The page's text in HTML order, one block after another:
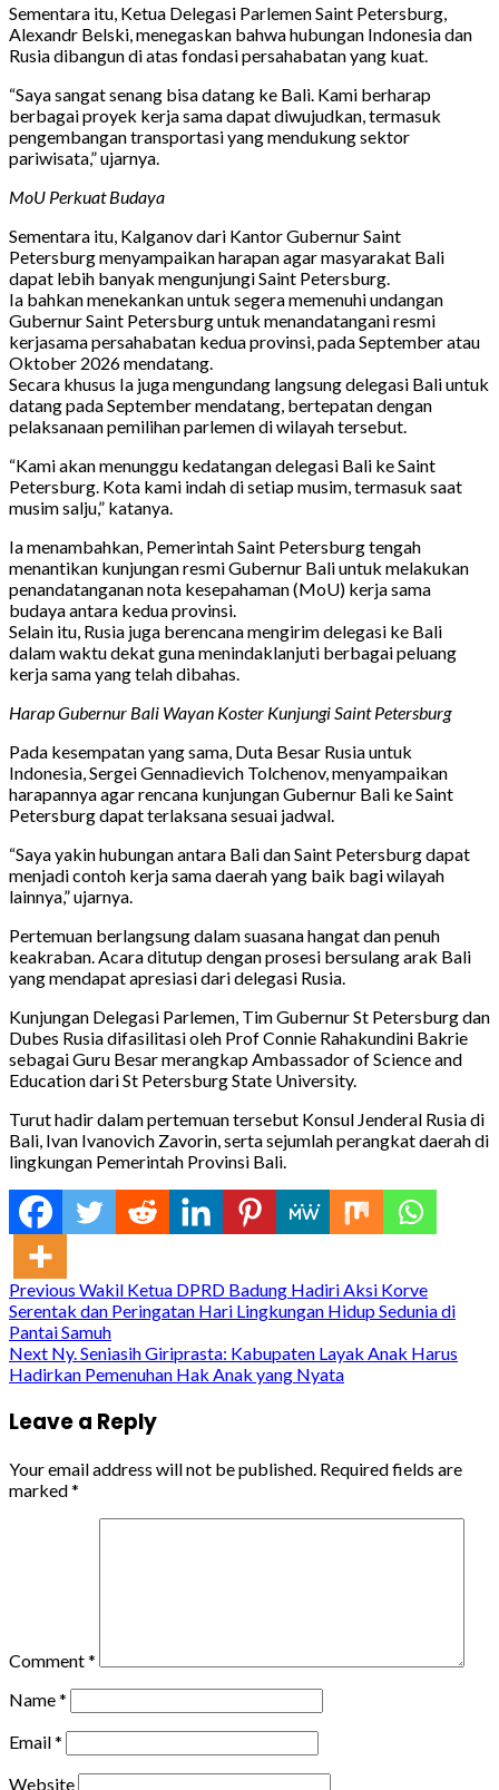
Sementara itu, Ketua Delegasi Parlemen Saint Petersburg,
Alexandr Belski, menegaskan bahwa hubungan Indonesia dan
Rusia dibangun di atas fondasi persahabatan yang kuat.
“Saya sangat senang bisa datang ke Bali. Kami berharap
berbagai proyek kerja sama dapat diwujudkan, termasuk
pengembangan transportasi yang mendukung sektor
pariwisata,” ujarnya.
MoU Perkuat Budaya
Sementara itu, Kalganov dari Kantor Gubernur Saint
Petersburg menyampaikan harapan agar masyarakat Bali
dapat lebih banyak mengunjungi Saint Petersburg.
Ia bahkan menekankan untuk segera memenuhi undangan
Gubernur Saint Petersburg untuk menandatangani resmi
kerjasama persahabatan kedua provinsi, pada September atau
Oktober 2026 mendatang.
Secara khusus Ia juga mengundang langsung delegasi Bali untuk
datang pada September mendatang, bertepatan dengan
pelaksanaan pemilihan parlemen di wilayah tersebut.
“Kami akan menunggu kedatangan delegasi Bali ke Saint
Petersburg. Kota kami indah di setiap musim, termasuk saat
musim salju,” katanya.
Ia menambahkan, Pemerintah Saint Petersburg tengah
menantikan kunjungan resmi Gubernur Bali untuk melakukan
penandatanganan nota kesepahaman (MoU) kerja sama
budaya antara kedua provinsi.
Selain itu, Rusia juga berencana mengirim delegasi ke Bali
dalam waktu dekat guna menindaklanjuti berbagai peluang
kerja sama yang telah dibahas.
Harap Gubernur Bali Wayan Koster Kunjungi Saint Petersburg
Pada kesempatan yang sama, Duta Besar Rusia untuk
Indonesia, Sergei Gennadievich Tolchenov, menyampaikan
harapannya agar rencana kunjungan Gubernur Bali ke Saint
Petersburg dapat terlaksana sesuai jadwal.
“Saya yakin hubungan antara Bali dan Saint Petersburg dapat
menjadi contoh kerja sama daerah yang baik bagi wilayah
lainnya,” ujarnya.
Pertemuan berlangsung dalam suasana hangat dan penuh
keakraban. Acara ditutup dengan prosesi bersulang arak Bali
yang mendapat apresiasi dari delegasi Rusia.
Kunjungan Delegasi Parlemen, Tim Gubernur St Petersburg dan
Dubes Rusia difasilitasi oleh Prof Connie Rahakundini Bakrie
sebagai Guru Besar merangkap Ambassador of Science and
Education dari St Petersburg State University.
Turut hadir dalam pertemuan tersebut Konsul Jenderal Rusia di
Bali, Ivan Ivanovich Zavorin, serta sejumlah perangkat daerah di
lingkungan Pemerintah Provinsi Bali.
Continue
Reading
Previous Wakil Ketua DPRD Badung Hadiri Aksi Korve
Serentak dan Peringatan Hari Lingkungan Hidup Sedunia di
Pantai Samuh
Next Ny. Seniasih Giriprasta: Kabupaten Layak Anak Harus
Hadirkan Pemenuhan Hak Anak yang Nyata
Leave a Reply
Your email address will not be published. Required fields are
marked*
Comment*
Name*
Email*
Website